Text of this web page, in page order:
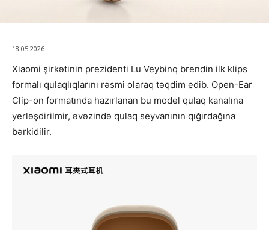
18.05.2026
Xiaomi şirkətinin prezidenti Lu Veybinq brendin ilk klips
formalı qulaqlıqlarını rəsmi olaraq təqdim edib. Open-Ear
Clip-on formatında hazırlanan bu model qulaq kanalına
yerləşdirilmir, əvəzində qulaq seyvanının qığırdağına
bərkidilir.